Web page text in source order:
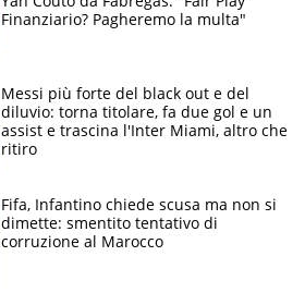
Finanziario? Pagheremo la multa"
Messi più forte del black out e del
diluvio: torna titolare, fa due gol e un
assist e trascina l'Inter Miami, altro che
ritiro
Fifa, Infantino chiede scusa ma non si
dimette: smentito tentativo di
corruzione al Marocco